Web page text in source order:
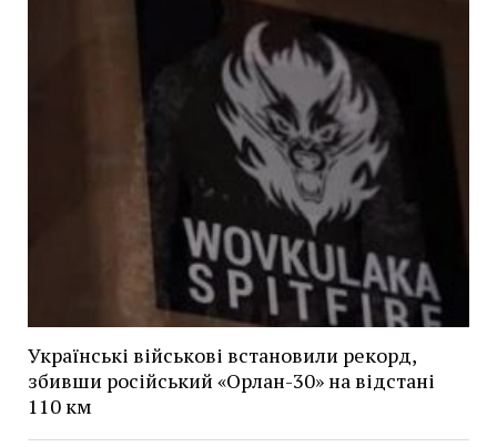
Українські військові встановили рекорд,
збивши російський «Орлан-30» на відстані
110 км